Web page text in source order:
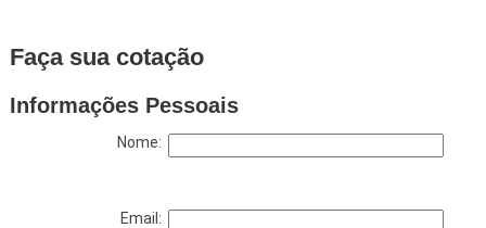
Faça sua cotação
Informações Pessoais
Nome:
Email: